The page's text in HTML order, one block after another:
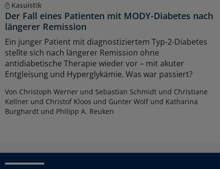
Kasuistik
Der Fall eines Patienten mit MODY-Diabetes nach
längerer Remission
Ein junger Patient mit diagnostiziertem Typ-2-Diabetes
stellte sich nach längerer Remission ohne
antidiabetische Therapie wieder vor – mit akuter
Entgleisung und Hyperglykämie. Was war passiert?
Von Christoph Werner und Sebastian Schmidt und Christiane
Kellner und Christof Kloos und Gunter Wolf und Katharina
Burghardt und Philipp A. Reuken